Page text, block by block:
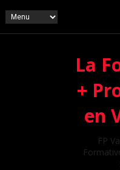
La
+
en
FP